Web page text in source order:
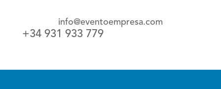
info@eventoempresa.com
+34 931 933 779